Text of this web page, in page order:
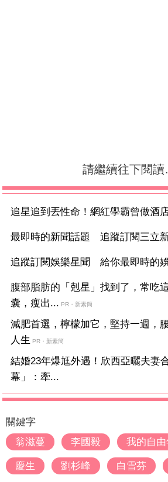
請繼續往下閱
追星追到丟性命！網紅學霸曾做酒
最即時的新聞話題 追蹤訂閱三立
追蹤訂閱娛樂星聞 給你最即時的
腹部脂肪的「剋星」找到了，常吃
囊，瘦出... PR・新素簡
減肥首選，檸檬加它，堅持一週，
人生 PR・新素簡
結婚23年爆尪外遇！欣西亞曬夫妻
幕」：牽...
關鍵字
翁滋蔓
李國毅 我的自
慶生 劉杉峰 白雪芬